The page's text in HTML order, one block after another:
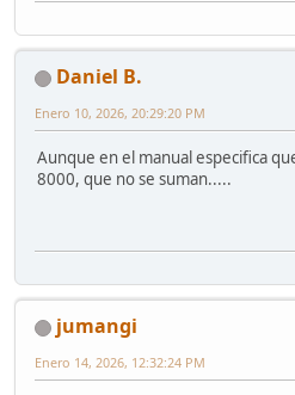
Daniel B.
Enero 10, 2026, 20:29:20 PM
Aunque en el manual especifica
8000, que no se suman.....
jumangi
Enero 14, 2026, 12:32:24 PM